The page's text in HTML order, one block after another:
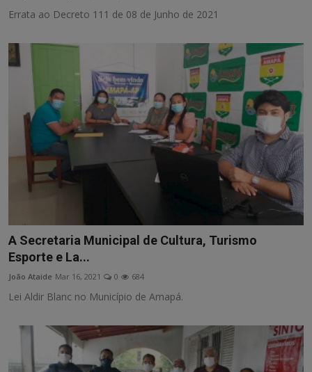
Errata ao Decreto 111 de 08 de Junho de 2021
A Secretaria Municipal de Cultura, Turismo
Esporte e La...
João Ataide Mar 16, 2021 0 684
Lei Aldir Blanc no Município de Amapá.